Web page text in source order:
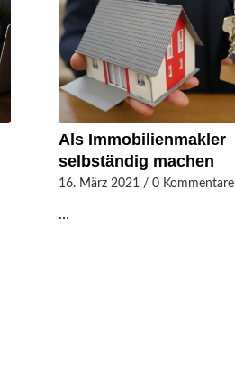
Als Immobilienmakler
selbständig machen
16. März 2021 / 0 Kommentare
…